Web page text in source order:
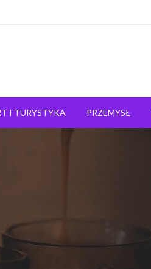
I TURYSTYKA PRZEMYSŁ